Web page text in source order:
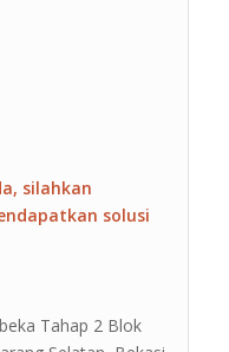
silahkan
solusi
Tahap 2 Blok